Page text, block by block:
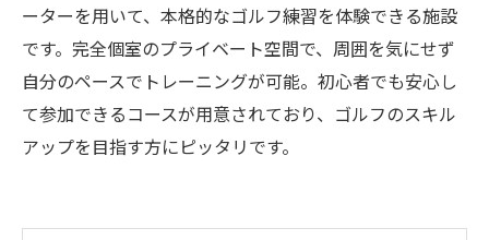
ーターを用いて、本格的なゴルフ練習を体験できる施設
です。完全個室のプライベート空間で、周囲を気にせず
自分のペースでトレーニングが可能。初心者でも安心し
て参加できるコースが用意されており、ゴルフのスキル
アップを目指す方にピッタリです。